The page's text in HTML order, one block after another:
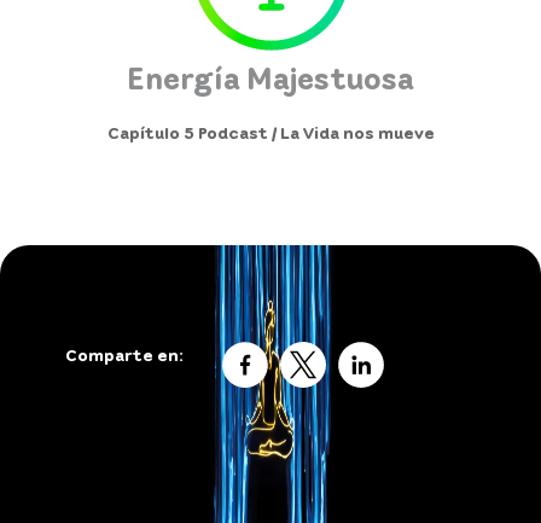
Energía Majestuosa
Capítulo 5 Podcast / La Vida nos mueve
Comparte en: